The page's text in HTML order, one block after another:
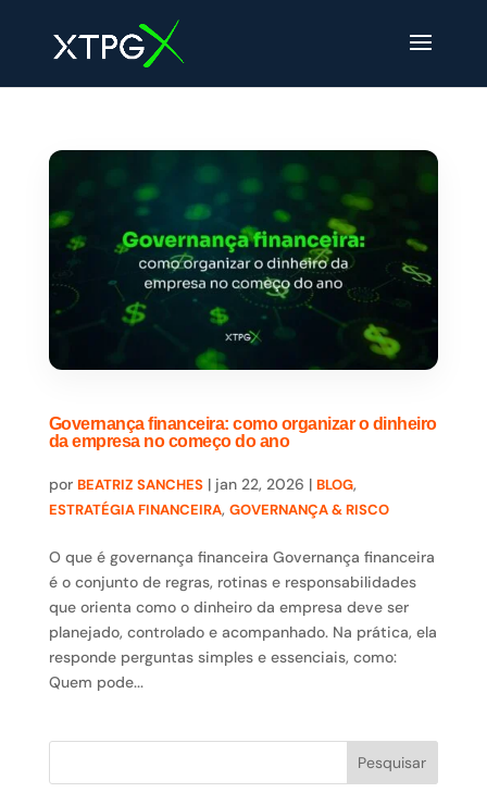
Governança financeira: como organizar o dinheiro
da empresa no começo do ano
por BEATRIZ SANCHES| jan 22, 2026 | BLOG,
ESTRATÉGIA FINANCEIRA, GOVERNANÇA & RISCO
O que é governança financeira Governança financeira
é o conjunto de regras, rotinas e responsabilidades
que orienta como o dinheiro da empresa deve ser
planejado, controlado e acompanhado. Na prática, ela
responde perguntas simples e essenciais, como:
Quem pode...
Pesquisar